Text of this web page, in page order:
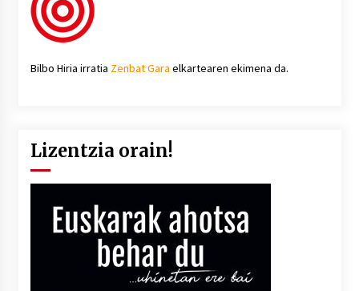
Bilbo Hiria irratia Zenbat Gara elkartearen ekimena da.
Lizentzia orain!